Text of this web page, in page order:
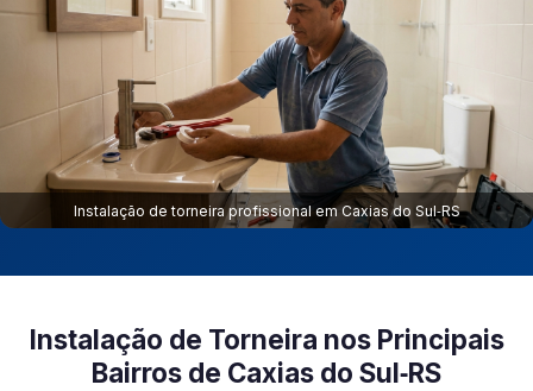
Instalação de torneira profissional em Caxias do Sul‑RS
Instalação de Torneira nos Principais
Bairros de Caxias do Sul‑RS